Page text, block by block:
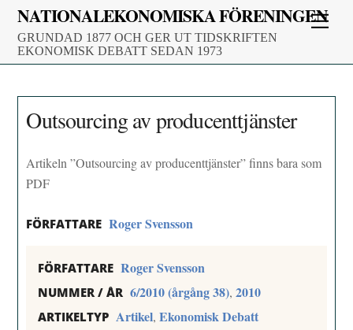
Skip
content
NATIONALEKONOMISKA FÖRENINGEN
GRUNDAD 1877 OCH GER UT TIDSKRIFTEN
EKONOMISK DEBATT SEDAN 1973
Outsourcing av producenttjänster
Artikeln ”Outsourcing av producenttjänster” finns bara som
PDF
FÖRFATTARE Roger Svensson
FÖRFATTARE Roger Svensson
NUMMER / ÅR 6/2010 (årgång 38),2010
ARTIKELTYP Artikel,Ekonomisk Debatt